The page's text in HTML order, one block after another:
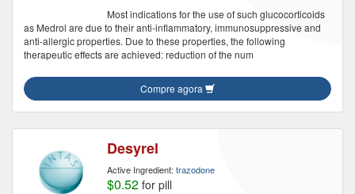
Most indications for the use of such glucocorticoids
as Medrol are due to their anti-inflammatory, immunosuppressive and
anti-allergic properties. Due to these properties, the following
therapeutic effects are achieved: reduction of the num
Compre agora
Desyrel
Active Ingredient: trazodone
$0.52 for pill